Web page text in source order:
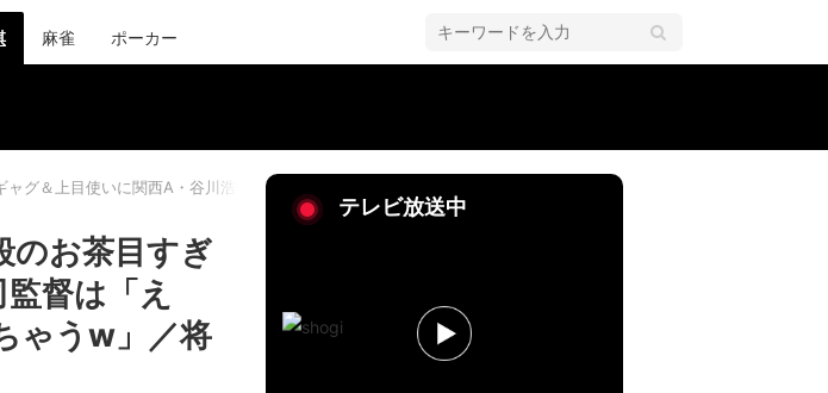
麻雀 ポーカー
ャグ＆上目使いに関西A・谷川浩司監督は「えっ！？」ファンは爆笑「それ京都弁とちゃうw」／将棋・ABEMA地域
のお茶目すぎ
督は「え
ゃうw」／将
テレビ放送中